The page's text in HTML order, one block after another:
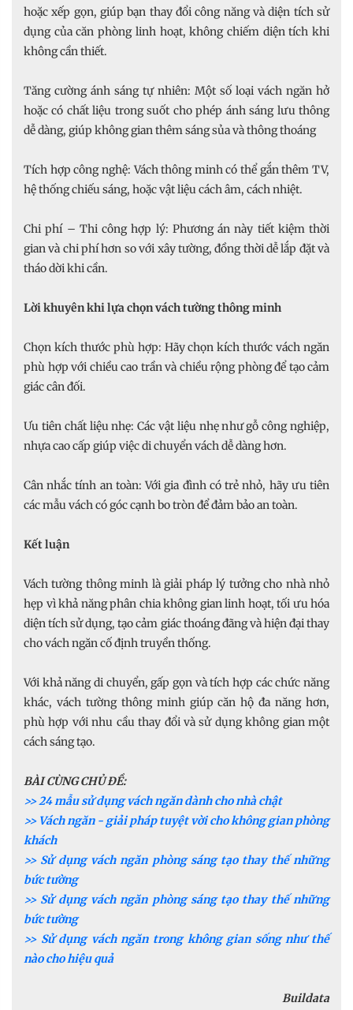
hoặc xếp gọn, giúp bạn thay đổi công năng và diện tích sử
dụng của căn phòng linh hoạt, không chiếm diện tích khi
không cần thiết.
Tăng cường ánh sáng tự nhiên: Một số loại vách ngăn hở
hoặc có chất liệu trong suốt cho phép ánh sáng lưu thông
dễ dàng, giúp không gian thêm sáng sủa và thông thoáng
Tích hợp công nghệ: Vách thông minh có thể gắn thêm TV,
hệ thống chiếu sáng, hoặc vật liệu cách âm, cách nhiệt.
Chi phí – Thi công hợp lý: Phương án này tiết kiệm thời
gian và chi phí hơn so với xây tường, đồng thời dễ lắp đặt và
tháo dời khi cần.
Lời khuyên khi lựa chọn vách tường thông minh
Chọn kích thước phù hợp: Hãy chọn kích thước vách ngăn
phù hợp với chiều cao trần và chiều rộng phòng để tạo cảm
giác cân đối.
Ưu tiên chất liệu nhẹ: Các vật liệu nhẹ như gỗ công nghiệp,
nhựa cao cấp giúp việc di chuyển vách dễ dàng hơn.
Cân nhắc tính an toàn: Với gia đình có trẻ nhỏ, hãy ưu tiên
các mẫu vách có góc cạnh bo tròn để đảm bảo an toàn.
Kết luận
Vách tường thông minh là giải pháp lý tưởng cho nhà nhỏ
hẹp vì khả năng phân chia không gian linh hoạt, tối ưu hóa
diện tích sử dụng, tạo cảm giác thoáng đãng và hiện đại thay
cho vách ngăn cố định truyền thống.
Với khả năng di chuyển, gấp gọn và tích hợp các chức năng
khác, vách tường thông minh giúp căn hộ đa năng hơn,
phù hợp với nhu cầu thay đổi và sử dụng không gian một
cách sáng tạo.
BÀI CÙNG CHỦ ĐỀ:
>> 24 mẫu sử dụng vách ngăn dành cho nhà chật
>> Vách ngăn - giải pháp tuyệt vời cho không gian phòng
khách
>> Sử dụng vách ngăn phòng sáng tạo thay thế những
bức tường
>> Sử dụng vách ngăn phòng sáng tạo thay thế những
bức tường
>> Sử dụng vách ngăn trong không gian sống như thế
nào cho hiệu quả
Buildata